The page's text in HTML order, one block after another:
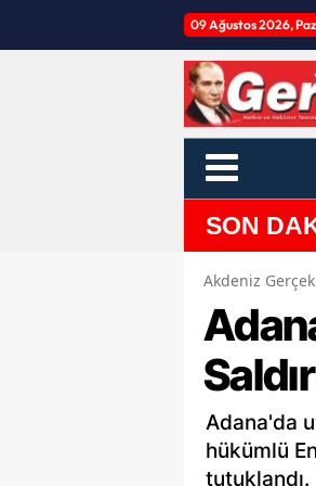
09 Ağustos 2026,
SON
Akdeniz Gerçek
Adana'da
hükümlü
tutuklandı.